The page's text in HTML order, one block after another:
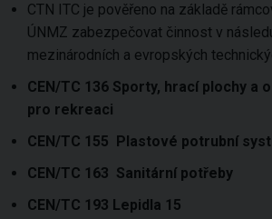
CTN ITC je pověřeno na základě
ÚNMZ zabezpečovat činnost v
mezinárodních a evropských
CEN/TC 136 Sporty, hrací plochy a
pro rekreaci
CEN/TC 155 Plastové potrubní
CEN/TC 163 Sanitární potřeby
CEN/TC 193 Lepidla 15